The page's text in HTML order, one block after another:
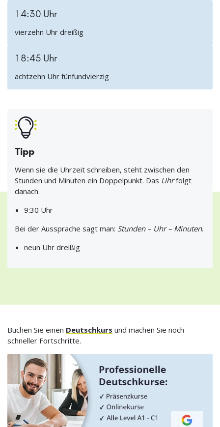
14:30 Uhr
vierzehn Uhr dreißig
18:45 Uhr
achtzehn Uhr fünfundvierzig
Tipp
Wenn sie die Uhrzeit schreiben, steht zwischen den
Stunden und Minuten ein Doppelpunkt. Das Uhrfolgt
danach.
9:30 Uhr
Bei der Aussprache sagt man: Stunden – Uhr – Minuten.
neun Uhr dreißig
Buchen Sie einen Deutschkurs und machen Sie noch
schneller Fortschritte.